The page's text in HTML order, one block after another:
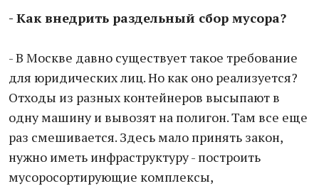
- Как внедрить раздельный сбор мусора?
- В Москве давно существует такое требование
для юридических лиц. Но как оно реализуется?
Отходы из разных контейнеров высыпают в
одну машину и вывозят на полигон. Там все еще
раз смешивается. Здесь мало принять закон,
нужно иметь инфраструктуру - построить
мусоросортирующие комплексы,